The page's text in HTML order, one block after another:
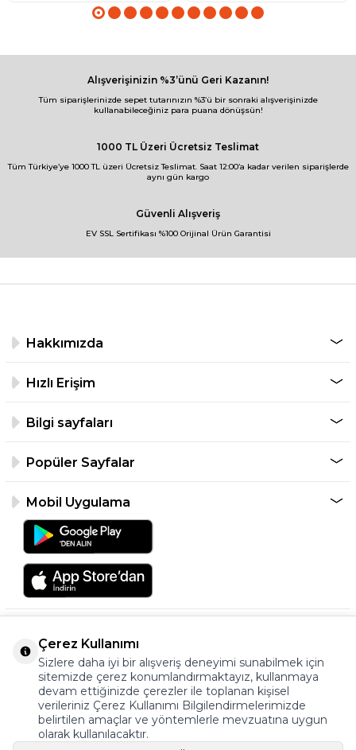
Alışverişinizin %3’ünü Geri Kazanın!
Tüm siparişlerinizde sepet tutarınızın %3’ü bir sonraki alışverişinizde
kullanabileceğiniz para puana dönüşsün!
1000 TL Üzeri Ücretsiz Teslimat
Tüm Türkiye’ye 1000 TL üzeri Ücretsiz Teslimat. Saat 12:00’a kadar verilen siparişlerde
aynı gün kargo
Güvenli Alışveriş
EV SSL Sertifikası %100 Orijinal Ürün Garantisi
Hakkımızda
Hızlı Erişim
Bilgi sayfaları
Popüler Sayfalar
Mobil Uygulama
©2026 Tüm Hakkı Saklıdır.
ayakkabıonline.com
Çerez Kullanımı
Sizlere daha iyi bir alışveriş deneyimi sunabilmek için
sitemizde çerez konumlandırmaktayız, kullanmaya
devam ettiğinizde çerezler ile toplanan kişisel
verileriniz Çerez Kullanımı Bilgilendirmelerimizde
belirtilen amaçlar ve yöntemlerle mevzuatına uygun
olarak kullanılacaktır.